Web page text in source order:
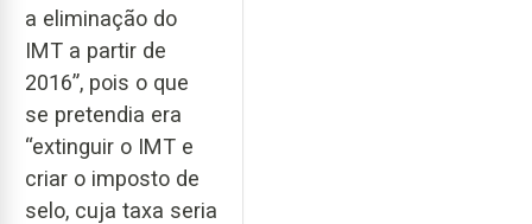
a eliminação do
IMT a partir de
2016”, pois o que
se pretendia era
“extinguir o IMT e
criar o imposto de
selo, cuja taxa seria